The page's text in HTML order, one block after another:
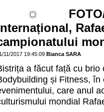
11/2017 19:45:09 Bianca SARA
a făcut față cu
și Fitness,
care anul
mondial